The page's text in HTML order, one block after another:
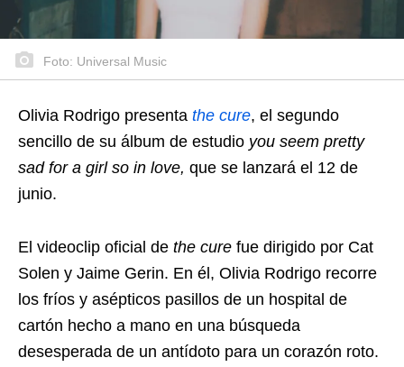
Foto: Universal Music
Olivia Rodrigo presenta the cure, el segundo
sencillo de su álbum de estudio you seem pretty
sad for a girl so in love, que se lanzará el 12 de
junio.
El videoclip oficial de the cure fue dirigido por Cat
Solen y Jaime Gerin. En él, Olivia Rodrigo recorre
los fríos y asépticos pasillos de un hospital de
cartón hecho a mano en una búsqueda
desesperada de un antídoto para un corazón roto.